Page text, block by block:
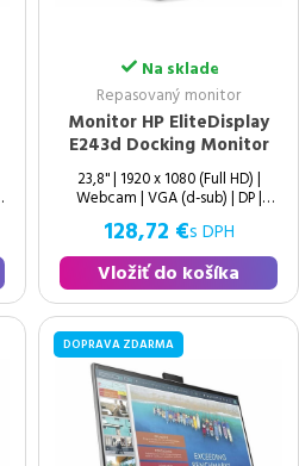
Na sklade
Repasovaný monitor
Monitor HP EliteDisplay
E243d Docking Monitor
23,8" | 1920 x 1080 (Full HD) |
Webcam | VGA (d-sub) | DP |
USB Type-C | USB-B | 16:9 |
Výborný | IPS | 60 Hz
128,72 €s DPH
Vložiť do košíka
DOPRAVA ZDARMA